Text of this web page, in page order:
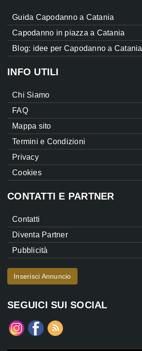
Guida Capodanno a Catania
Capodanno in piazza a Catania
Blog: idee per Capodanno a Catania
INFO UTILI
Chi Siamo
FAQ
Mappa sito
Termini e Condizioni
Privacy
Cookies
CONTATTI E PARTNER
Contatti
Diventa Partner
Pubblicità
Inserisci Annuncio
SEGUICI SUI SOCIAL